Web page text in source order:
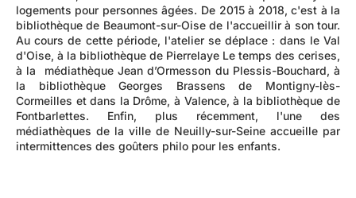
logements pour personnes âgées. De 2015 à 2018, c'est à la
bibliothèque de Beaumont-sur-Oise de l'accueillir à son tour.
Au cours de cette période, l'atelier se déplace : dans le Val
d'Oise, à la bibliothèque de Pierrelaye Le temps des cerises,
à la médiathèque Jean d’Ormesson du Plessis-Bouchard, à
la bibliothèque Georges Brassens de Montigny-lès-
Cormeilles et dans la Drôme, à Valence, à la bibliothèque de
Fontbarlettes. Enfin, plus récemment, l'une des
médiathèques de la ville de Neuilly-sur-Seine accueille par
intermittences des goûters philo pour les enfants.